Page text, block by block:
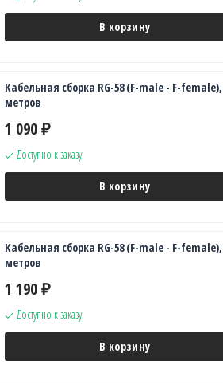
В корзину
Кабельная сборка RG-58 (F-male - F-female),
метров
1 090 ₽
Доступно к заказу
В корзину
Кабельная сборка RG-58 (F-male - F-female),
метров
1 190 ₽
Доступно к заказу
В корзину